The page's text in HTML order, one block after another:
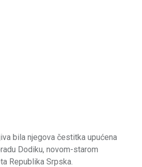
bila njegova čestitka upućena
Dodiku, novom-starom
Republika Srpska.